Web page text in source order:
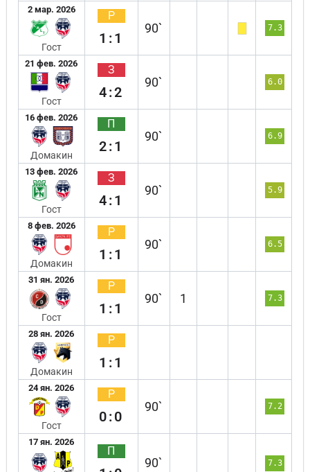
2 мар. 2026
Гост
Р
1:1
90` 7.3
21 фев. 2026
Гост
З
4:2
90` 6.0
16 фев. 2026
Домакин
П
2:1
90` 6.9
13 фев. 2026
Гост
З
4:1
90` 5.9
8 фев. 2026
Домакин
Р
1:1
90` 6.5
31 ян. 2026
Гост
Р
1:1
90` 1 7.3
28 ян. 2026
Домакин
Р
1:1
24 ян. 2026
Гост
Р
0:0
90` 7.2
17 ян. 2026
П
90` 7.3